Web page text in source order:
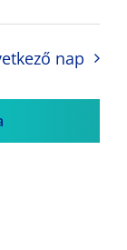
nap